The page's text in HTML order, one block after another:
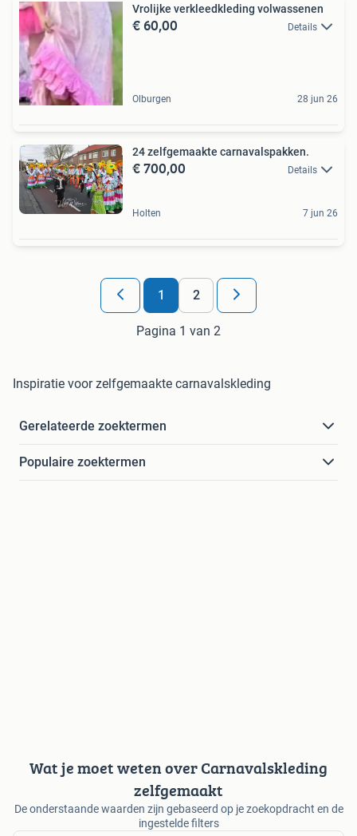
Vrolijke verkleedkleding volwassenen
€ 60,00 Details
Olburgen 28 jun 26
24 zelfgemaakte carnavalspakken.
€ 700,00 Details
Holten 7 jun 26
1 2
Pagina 1 van 2
Inspiratie voor zelfgemaakte carnavalskleding
Gerelateerde zoektermen
Populaire zoektermen
Wat je moet weten over Carnavalskleding
zelfgemaakt
De onderstaande waarden zijn gebaseerd op je zoekopdracht en de
ingestelde filters